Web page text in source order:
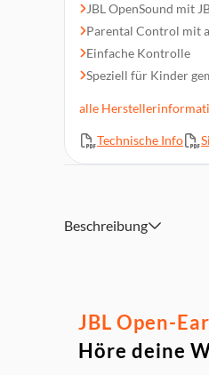
JBL OpenSound mit
Parental Control mit
Einfache Kontrolle
Speziell für Kinder
Schenke der
Verpackungsinhalt: 1
alle
Technische Info
Beschreibung
JBL Open-
Höre deine